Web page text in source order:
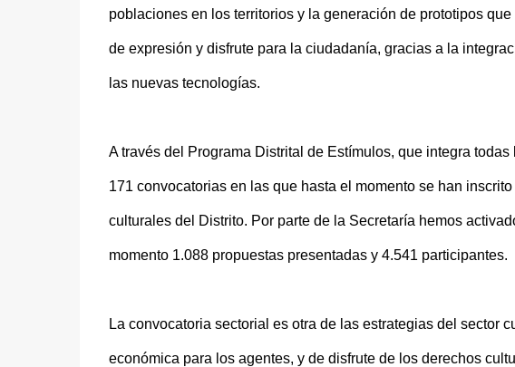
poblaciones en los territorios y la generación de prototipos
de expresión y disfrute para la ciudadanía, gracias a la
las nuevas tecnologías.
A través del Programa Distrital de Estímulos, que integra
171 convocatorias en las que hasta el momento se han
culturales del Distrito. Por parte de la Secretaría hemos
momento 1.088 propuestas presentadas y 4.541 participantes.
La convocatoria sectorial es otra de las estrategias del sector
económica para los agentes, y de disfrute de los derechos